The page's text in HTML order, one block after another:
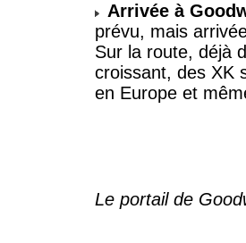
Arrivée à
prévu, mais
Sur la route, déjà
croissant, des XK
en Europe et
Le portail de